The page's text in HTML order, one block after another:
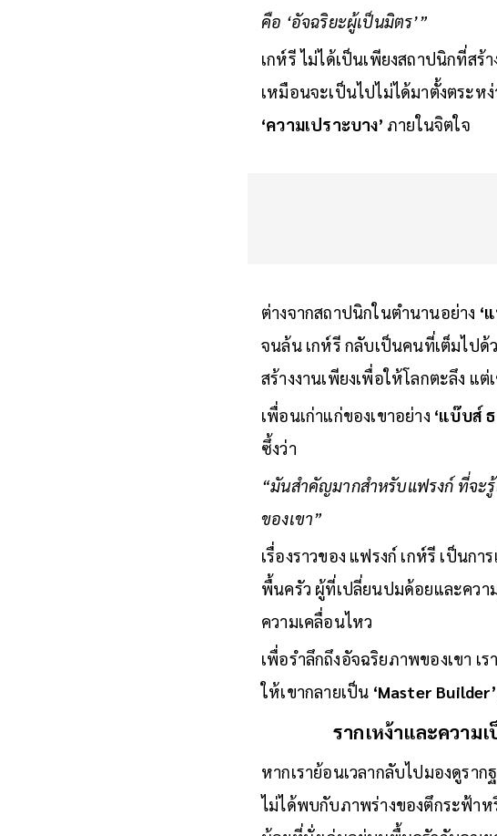
คือ ‘อัจฉริยะผู้เป็นมิตร’”
เกห์รี ไม่ได้เป็นเพียงสถาปนิกที่สร้
เหมือนจะเป็นไปไม่ได้มาตั้งตระห
‘ความเปราะบาง’ ภายในจิตใจ
ต่างจากสถาปนิกในตำนานอย่าง ‘
จนล้น เกห์รี กลับเป็นคนที่เต็มไปด้
สร้างงานเพียงเพื่อให้โลกตะลึง แ
เพื่อนเก่าแก่ของเขาอย่าง ‘แบ๊บส์
ซึ้งว่า
“มันสำคัญมากสำหรับแฟรงก์ ที่จะ
ของเขา”
เรื่องราวของ แฟรงก์ เกห์รี เป็นก
พื้นครัว ผู้ที่เปลี่ยนปมด้อยและควา
ความเคลื่อนไหว
เพื่อรำลึกถึงอัจฉริยภาพของเขา
ให้เขากลายเป็น ‘Master Builder’
รากเหง้าและความ
หากเราย้อนเวลากลับไปมองดูรา
ไม่ได้พบกับภาพร่างของตึกระฟ้าห